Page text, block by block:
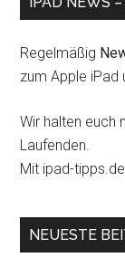
Regelmäßig
zum Apple iPad
Wir halten euch
Laufenden.
Mit ipad-
NEUESTE